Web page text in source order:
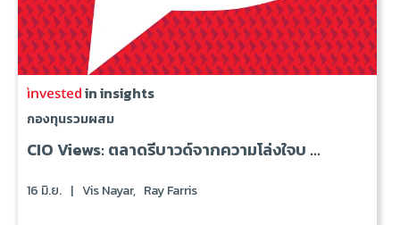
in insights
กองทุนรวมผสม
CIO Views: ตลาดรีบาวด์จากความโล่งใจบ ...
16 มิ.ย. | Vis Nayar, Ray Farris